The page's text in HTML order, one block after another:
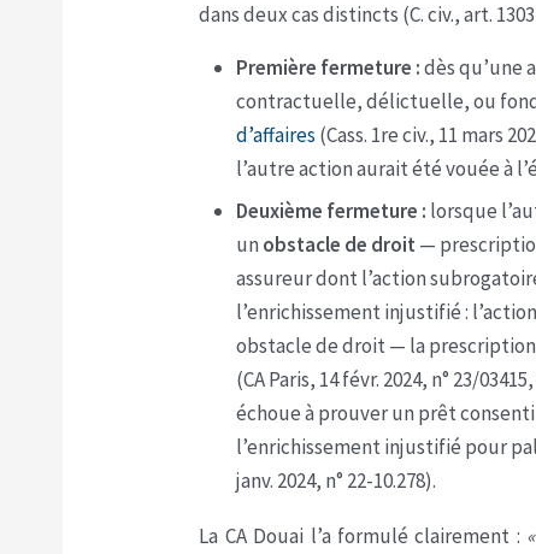
dans deux cas distincts (C. civ., art.
Première fermeture :dès qu’une
contractuelle, délictuelle, ou
d’affaires (Cass. 1re civ., 11 mars
l’autre action aurait été vouée à
Deuxième fermeture : lorsque
un obstacle de droit —
assureur dont l’action
l’enrichissement injustifié :
obstacle de droit — la
(CA Paris, 14 févr. 2024, n° 23/
échoue à prouver un prêt
l’enrichissement injustifié pour
janv. 2024, n° 22-10.278).
La CA Douai l’a formulé clairement :